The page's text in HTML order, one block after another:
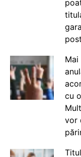
post
cu
vor